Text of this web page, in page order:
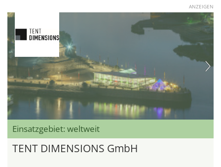
ANZEIGEN
Einsatzgebiet: weltweit
TENT DIMENSIONS GmbH